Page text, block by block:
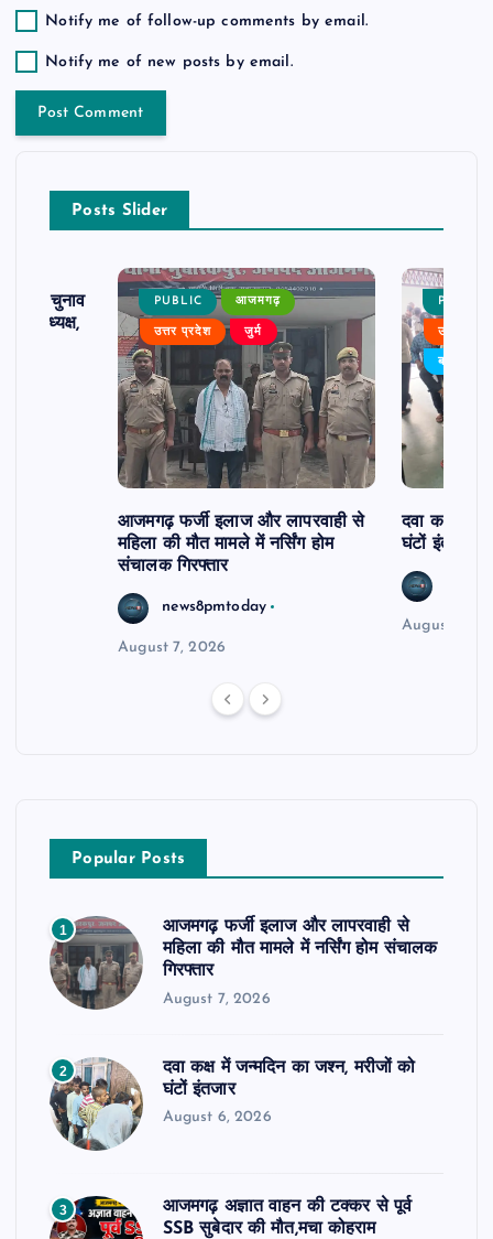
Notify me of follow-up comments by email.
Notify me of new posts by email.
Posts Slider
का चुनाव
बने अध्यक्ष,
PUBLIC आजमगढ़
उत्तर प्रदेश जुर्म
आजमगढ़ फर्जी इलाज और लापरवाही से
महिला की मौत मामले में नर्सिंग होम
संचालक गिरफ्तार
news8pmtoday
August 7, 2026
PUBLIC
उत्तर
बड़ी खबर
दवा कक्ष में
घंटों इंतजार
August 6,
Popular Posts
1
आजमगढ़ फर्जी इलाज और लापरवाही से
महिला की मौत मामले में नर्सिंग होम संचालक
गिरफ्तार
August 7, 2026
2
दवा कक्ष में जन्मदिन का जश्न, मरीजों को
घंटों इंतजार
August 6, 2026
3
आजमगढ़ अज्ञात वाहन की टक्कर से पूर्व
SSB सुबेदार की मौत,मचा कोहराम